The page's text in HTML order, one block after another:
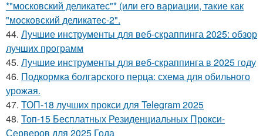
*"московский деликатес"* (или его вариации, такие как
"московский деликатес-2".
44. Лучшие инструменты для веб-скраппинга 2025: обзор
лучших программ
45. Лучшие инструменты для веб-скраппинга в 2025 году
46. Подкормка болгарского перца: схема для обильного
урожая.
47. ТОП-18 лучших прокси для Telegram 2025
48. Топ-15 Бесплатных Резиденциальных Прокси-
Серверов для 2025 Года